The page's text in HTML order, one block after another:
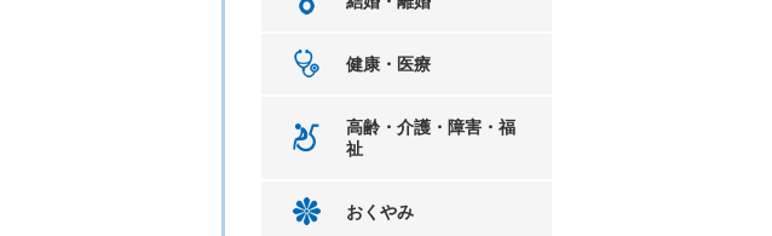
健康・医療
高齢・介護・障害・福
祉
おくやみ